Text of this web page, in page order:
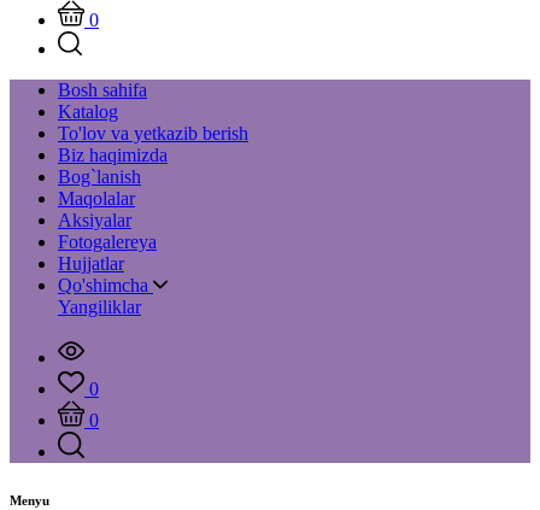
0
Bosh sahifa
Katalog
To'lov va yetkazib berish
Biz haqimizda
Bog`lanish
Maqolalar
Aksiyalar
Fotogalereya
Hujjatlar
Qo'shimcha
Yangiliklar
0
0
Menyu